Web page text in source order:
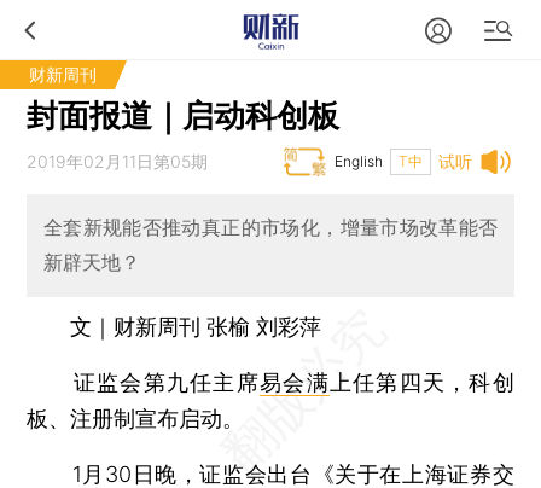
财新周刊
封面报道｜启动科创板
试听
2019年02月11日第05期 T中
English
全套新规能否推动真正的市场化，增量市场改革能否
新辟天地？
文｜财新周刊 张榆 刘彩萍
证监会第九任主席易会满 上任第四天，科创
板、注册制宣布启动。
1月30日晚，证监会出台《关于在上海证券交